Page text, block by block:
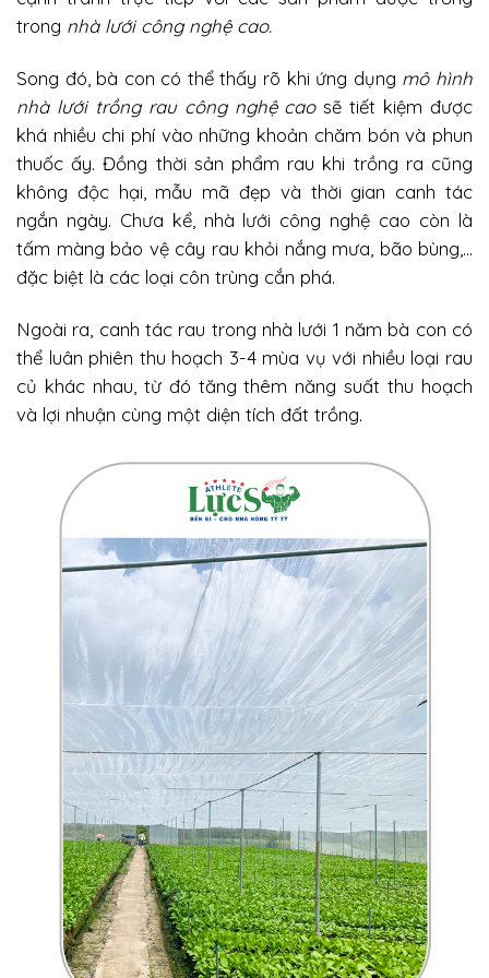
trong nhà lưới công nghệ cao.
Song đó, bà con có thể thấy rõ khi ứng dụng mô hình
nhà lưới trồng rau công nghệ caosẽ tiết kiệm được
khá nhiều chi phí vào những khoản chăm bón và phun
thuốc ấy. Đồng thời sản phẩm rau khi trồng ra cũng
không độc hại, mẫu mã đẹp và thời gian canh tác
ngắn ngày. Chưa kể, nhà lưới công nghệ cao còn là
tấm màng bảo vệ cây rau khỏi nắng mưa, bão bùng,…
đặc biệt là các loại côn trùng cắn phá.
Ngoài ra, canh tác rau trong nhà lưới 1 năm bà con có
thể luân phiên thu hoạch 3-4 mùa vụ với nhiều loại rau
củ khác nhau, từ đó tăng thêm năng suất thu hoạch
và lợi nhuận cùng một diện tích đất trồng.